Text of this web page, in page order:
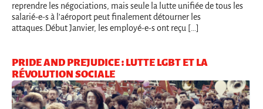
reprendre les négociations, mais seule la lutte unifiée de tous les
salarié-e-s à l'aéroport peut finalement détourner les
attaques.Début Janvier, les employé-e-s ont reçu […]
PRIDE AND PREJUDICE : LUTTE LGBT ET LA
RÉVOLUTION SOCIALE